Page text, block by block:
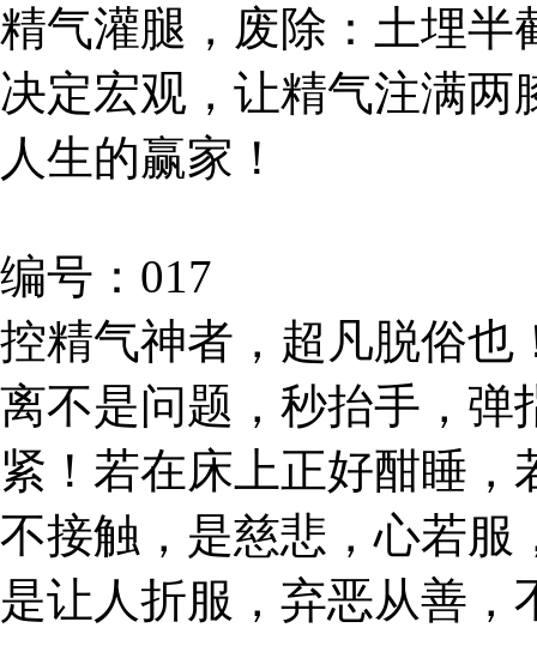
精气灌腿，废除：土埋半
决定宏观，让精气注满
人生的赢家！
编号：017
控精气神者，超凡脱俗也
离不是问题，秒抬手，弹
紧！若在床上正好酣睡
不接触，是慈悲，心若服
是让人折服，弃恶从善